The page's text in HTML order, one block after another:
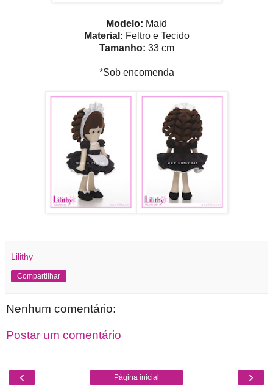
Modelo: Maid
Material: Feltro e Tecido
Tamanho: 33 cm
*Sob encomenda
Lilithy
Compartilhar
Nenhum comentário:
Postar um comentário
‹ ›
Página inicial